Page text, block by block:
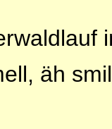
äh